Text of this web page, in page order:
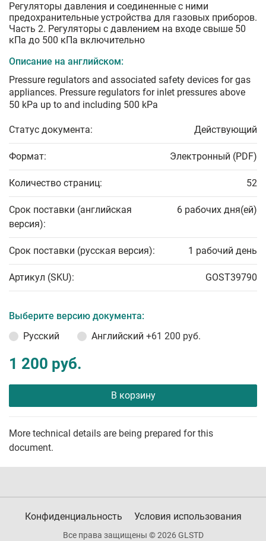
Регуляторы давления и соединенные с ними
предохранительные устройства для газовых приборов.
Часть 2. Регуляторы с давлением на входе свыше 50
кПа до 500 кПа включительно
Описание на английском:
Pressure regulators and associated safety devices for gas
appliances. Pressure regulators for inlet pressures above
50 kPa up to and including 500 kPa
Статус документа: Действующий
Формат: Электронный (PDF)
Количество страниц: 52
Срок поставки (английская
версия):
6 рабочих дня(ей)
Срок поставки (русская версия): 1 рабочий день
Артикул (SKU): GOST39790
Выберите версию документа:
Русский
Английский +61 200 руб.
1 200 руб.
В корзину
More technical details are being prepared for this
document.
Конфиденциальность Условия использования
Все права защищены © 2026 GLSTD